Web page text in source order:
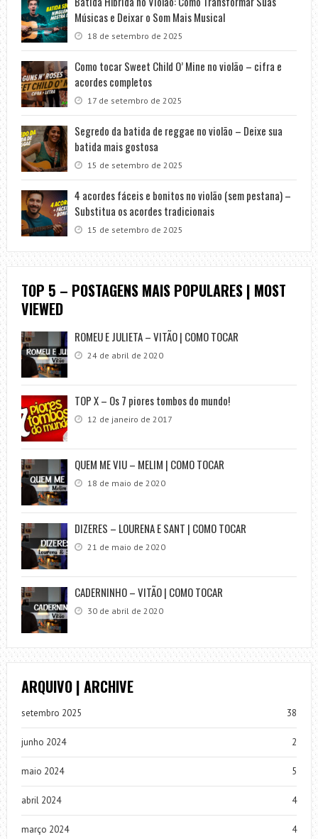
Músicas e Deixar o Som Mais Musical
18 de setembro de 2025
Como tocar Sweet Child O’ Mine no violão – cifra e
acordes completos
17 de setembro de 2025
Segredo da batida de reggae no violão – Deixe sua
batida mais gostosa
15 de setembro de 2025
4 acordes fáceis e bonitos no violão (sem pestana) –
Substitua os acordes tradicionais
15 de setembro de 2025
TOP 5 – POSTAGENS MAIS POPULARES | MOST
VIEWED
ROMEU E JULIETA – VITÃO | COMO TOCAR
24 de abril de 2020
TOP X – Os 7 piores tombos do mundo!
12 de janeiro de 2017
QUEM ME VIU – MELIM | COMO TOCAR
18 de maio de 2020
DIZERES – LOURENA E SANT | COMO TOCAR
21 de maio de 2020
CADERNINHO – VITÃO | COMO TOCAR
30 de abril de 2020
ARQUIVO | ARCHIVE
setembro 2025 38
junho 2024 2
maio 2024 5
abril 2024 4
março 2024 4